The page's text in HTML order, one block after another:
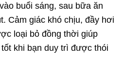
buổi sáng, sau bữa ăn
Cảm giác khó chịu, đầy hơi
loại bỏ đồng thời giúp
khi bạn duy trì được thói